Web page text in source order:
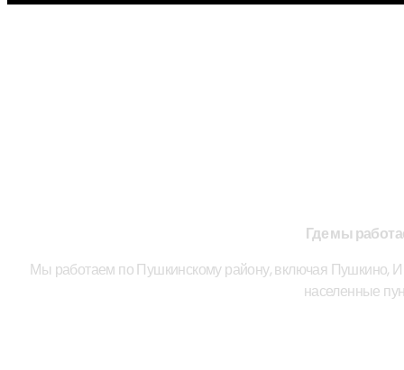
Где мы
Мы работаем по Пушкинскому району, включая Пушкино,
населенные